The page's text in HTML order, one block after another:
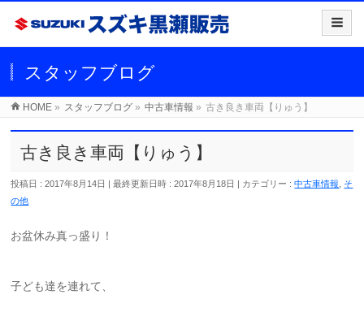
スタッフブログ
HOME » スタッフブログ » 中古車情報 » 古き良き車両【りゅう】
古き良き車両【りゅう】
投稿日 : 2017年8月14日 最終更新日時 : 2017年8月18日 カテゴリー :中古車情報
そ
の他
お盆休み真っ盛り！
子ども達を連れて、